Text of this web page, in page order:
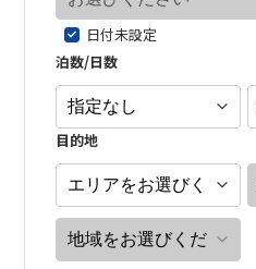
日付未設定
泊数/日数
目的地